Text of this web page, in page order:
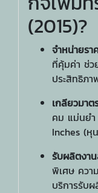
(2015)?
จำหน่ายรา
ที่คุ้มค่า ช่ว
ประสิทธิภา
เกลียวมา
คม แม่นย
Inches (หุ
รับผลิตงา
พิเศษ ควา
บริการรับ